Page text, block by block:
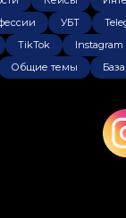
УБТ
TikTok Instagram
Общие темы